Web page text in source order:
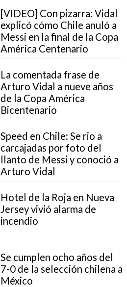
[VIDEO] Con pizarra: Vidal
explicó cómo Chile anuló a
Messi en la final de la Copa
América Centenario
La comentada frase de
Arturo Vidal a nueve años
de la Copa América
Bicentenario
Speed en Chile: Se rio a
carcajadas por foto del
llanto de Messi y conoció a
Arturo Vidal
Hotel de la Roja en Nueva
Jersey vivió alarma de
incendio
Se cumplen ocho años del
7-0 de la selección chilena a
México